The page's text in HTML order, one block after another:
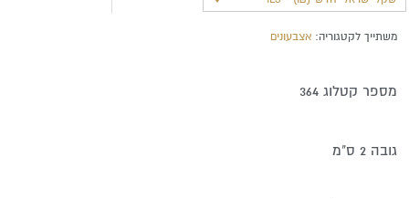
משתייך לקטגוריה: אצבעונים
מספר קטלוג 364
גובה 2 ס"מ